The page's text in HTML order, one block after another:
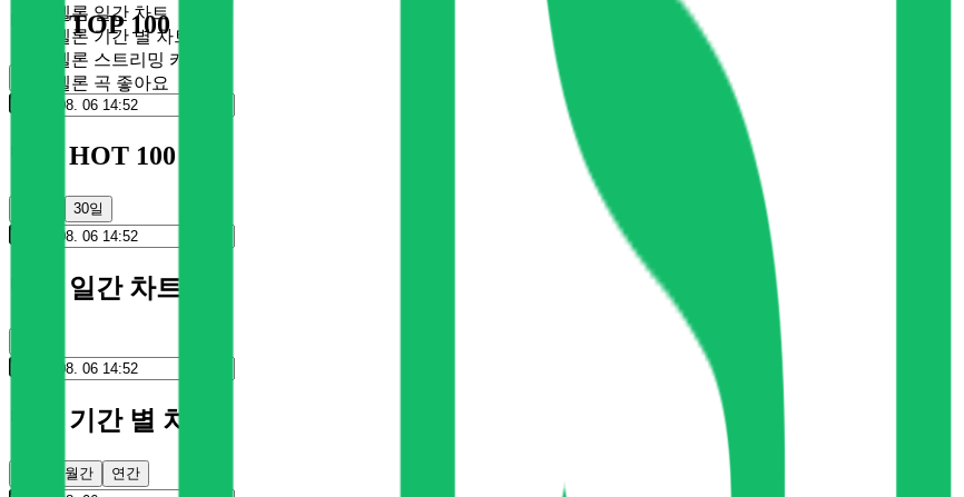
멜론 일간 차트
멜론 기간 별 차트
멜론 스트리밍 카드
멜론 곡 좋아요
멜론 TOP 100
멜론 HOT 100
30일
멜론 일간 차트
멜론 기간 별 차트
월간 연간